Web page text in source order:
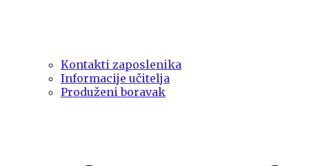
Kontakti zaposlenika
Informacije učitelja
Produženi boravak